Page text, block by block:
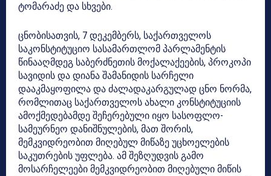
ტომარაძე და სხვები.
ცნობისათვის, 7 დეკემბერს, საქართველოს
საკონსტიტუციო სასამართლომ პარლამენტის
წინააღმდეგ საბერძნეთის მოქალაქეების, პროკოპი
სავიდის და დიანა შამანიდის სარჩელი
დააკმაყოფილა და ძალადაკარგულად ცნო ნორმა,
რომლითაც საქართველოს ახალი კონსტიტუციის
ამოქმედებამდე შეჩერებული იყო სასოფლო-
სამეურნეო დანიშნულების, მათ შორის,
მემკვიდრეობით მიღებულ მიწაზე უცხოელების
საკუთრების უფლება. ამ შეზღუდვის გამო
მოსარჩელეები მემკვიდრეობით მიღებული მიწის